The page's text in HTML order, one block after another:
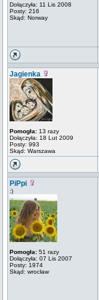
Dołączyła: 11 Lis 2008
Posty: 216
Skąd: Norway
Jagienka
Pomogła: 13 razy
Dołączyła: 18 Lut 2009
Posty: 993
Skąd: Warszawa
PiPpi
:)
Pomogła: 51 razy
Dołączyła: 07 Lis 2007
Posty: 1974
Skąd: wrocław